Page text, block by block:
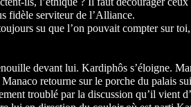
fidèle serviteur de l’Alliance.
su que l’on pouvait compter sur
devant lui. Kardiphôs s’éloigne.
Manaco retourne sur le porche du palais
troublé par la discussion qu’il vient